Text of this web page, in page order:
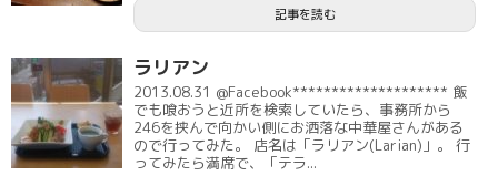
記事を読む
ラリアン
2013.08.31 @Facebook******************** 飯
でも喰おうと近所を検索していたら、事務所から
246を挟んで向かい側にお洒落な中華屋さんがある
ので行ってみた。 店名は「ラリアン(Larian)」。 行
ってみたら満席で、「テラ...